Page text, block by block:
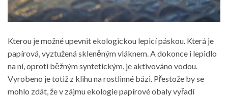
Kterou je možné upevnit ekologickou lepicí páskou. Která je
papírová, vyztužená skleněným vláknem. A dokonce i lepidlo
na ní, oproti běžným syntetickým, je aktivováno vodou.
Vyrobeno je totiž z klihu na rostlinné bázi. Přestože by se
mohlo zdát, že v zájmu ekologie papírové obaly vyřadí